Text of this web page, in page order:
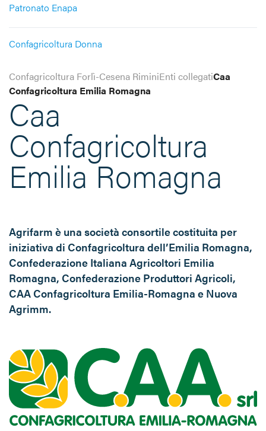
Patronato Enapa
Confagricoltura Donna
Confagricoltura Forlì-Cesena RiminiEnti collegatiCaa
Confagricoltura Emilia Romagna
Caa
Confagricoltura
Emilia Romagna
Agrifarm è una società consortile costituita per
iniziativa di Confagricoltura dell’Emilia Romagna,
Confederazione Italiana Agricoltori Emilia
Romagna, Confederazione Produttori Agricoli,
CAA Confagricoltura Emilia-Romagna e Nuova
Agrimm.